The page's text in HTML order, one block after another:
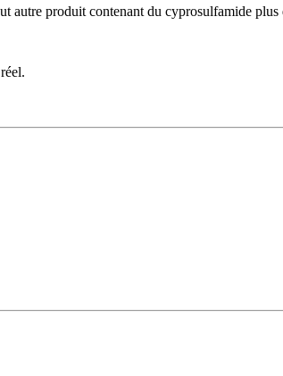
autre produit contenant du cyprosulfamide plus